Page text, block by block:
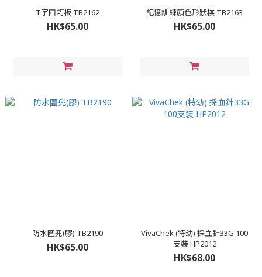
T字四巧板 TB2162
HK$65.00
記憶訓練顏色形狀棋 TB2163
HK$65.00
防水圍兜(膠) TB2190
HK$65.00
VivaChek (特幼) 採血針33G 100
支裝 HP2012
HK$68.00